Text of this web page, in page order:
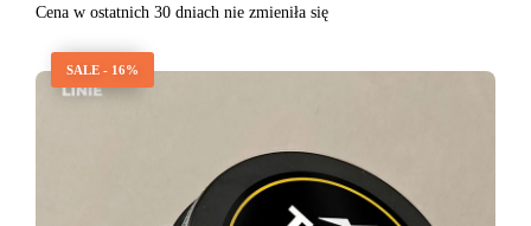
Cena w ostatnich 30 dniach nie zmieniła się
SALE - 16%